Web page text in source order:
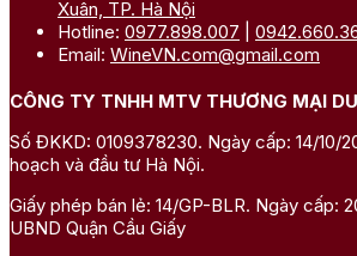
Xuân, TP. Hà Nội
Hotline: 0977.898.007
Email: WineVN.com@gmail.com
CÔNG TY TNHH MTV THƯƠNG MẠI
Số ĐKKD: 0109378230. Ngày cấp: 14/10/
hoạch và đầu tư Hà Nội.
Giấy phép bán lẻ: 14/GP-BLR. Ngày cấp:
UBND Quận Cầu Giấy